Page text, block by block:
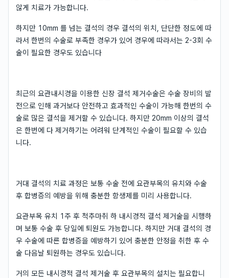
않게 치료가 가능합니다.
하지만 10mm 를 넘는 결석의 경우 결석의 위치, 단단한 정도에 따
라서 한번의 수술로 부족한 경우가 있어 경우에 따라서는 2-3회 수
술이 필요한 경우도 있습니다
최근의 요관내시경을 이용한 신장 결석 제거수술은 수술 장비의 발
전으로 인해 과거보다 안전하고 효과적인 수술이 가능해 한번의 수
술로 많은 결석을 제거할 수 있습니다. 하지만 20mm 이상의 결석
은 한번에 다 제거하기는 어려워 단계적인 수술이 필요할 수 있습
니다.
거대 결석의 치료 과정은 보통 수술 전에 요관부목의 유치와 수술
후 합병증의 예방을 위해 충분한 항생제를 미리 사용합니다.
요관부목 유치 1주 후 척추마취 하 내시경적 결석 제거술을 시행하
며 보통 수술 후 당일에 퇴원도 가능합니다. 하지만 거대 결석의 경
우 수술에 따른 합병증을 예방하기 있어 충분한 안정을 취한 후 수
술 다음날 퇴원하는 경우도 있습니다.
거의 모든 내시경적 결석 제거술 후 요관부목의 설치는 필요합니